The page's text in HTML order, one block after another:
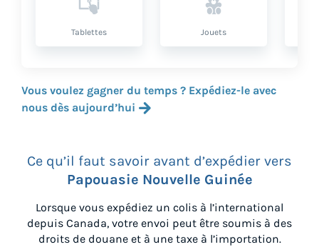
Tablettes Jouets
Vous voulez gagner du temps ? Expédiez-le avec
nous dès aujourd’hui
Ce qu’il faut savoir avant d’expédier vers
Papouasie Nouvelle Guinée
Lorsque vous expédiez un colis à l’international
depuis Canada, votre envoi peut être soumis à des
droits de douane et à une taxe à l’importation.